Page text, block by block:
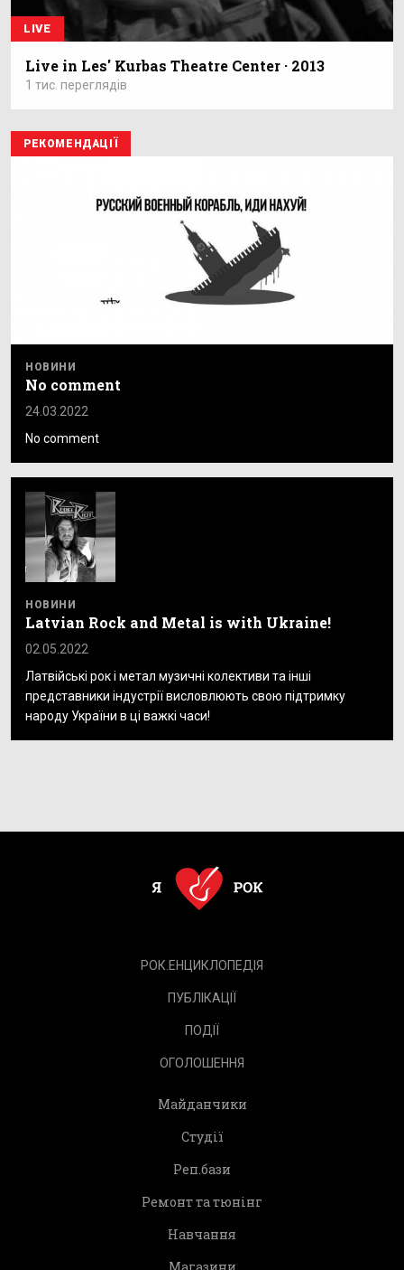
LIVE
Live in Les' Kurbas Theatre Center · 2013
1 тис. переглядів
РЕКОМЕНДАЦІЇ
НОВИНИ
No comment
24.03.2022
No comment
НОВИНИ
Latvian Rock and Metal is with Ukraine!
02.05.2022
Латвійські рок і метал музичні колективи та інші
представники індустрії висловлюють свою підтримку
народу України в ці важкі часи!
РОК.ЕНЦИКЛОПЕДІЯ
ПУБЛІКАЦІЇ
ПОДІЇ
ОГОЛОШЕННЯ
Майданчики
Студії
Реп.бази
Ремонт та тюнінг
Навчання